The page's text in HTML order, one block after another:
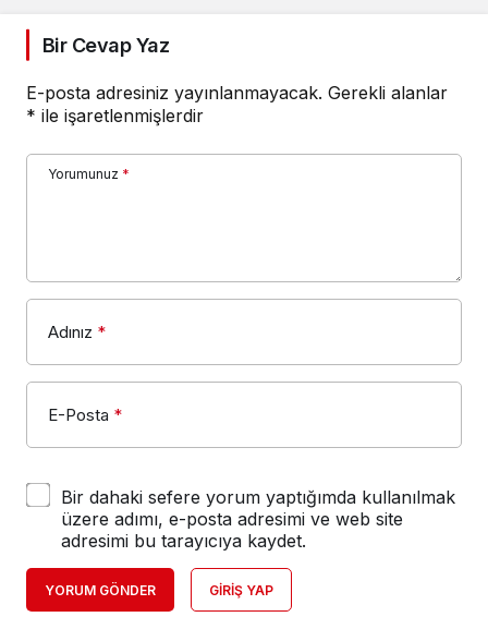
Bir Cevap Yaz
E-posta adresiniz yayınlanmayacak. Gerekli alanlar
* ile işaretlenmişlerdir
Yorumunuz *
Adınız *
E-Posta *
Bir dahaki sefere yorum yaptığımda kullanılmak
üzere adımı, e-posta adresimi ve web site
adresimi bu tarayıcıya kaydet.
YORUM GÖNDER GIRIŞ YAP